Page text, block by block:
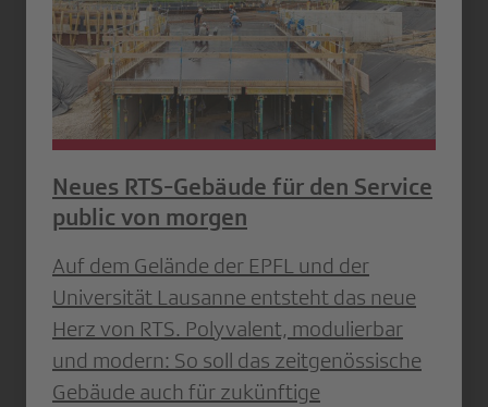
Neues RTS-Gebäude für den Service
public von morgen
Auf dem Gelände der EPFL und der
Universität Lausanne entsteht das neue
Herz von RTS. Polyvalent, modulierbar
und modern: So soll das zeitgenössische
Gebäude auch für zukünftige